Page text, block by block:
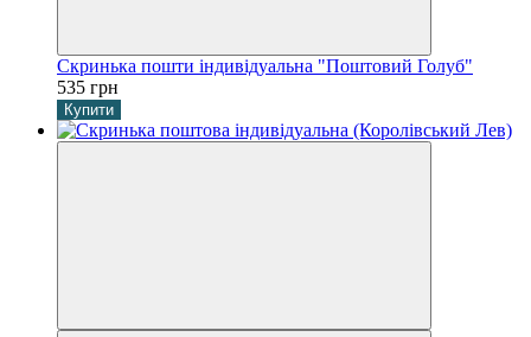
Скринька пошти індивідуальна "Поштовий Голуб"
535 грн
Купити